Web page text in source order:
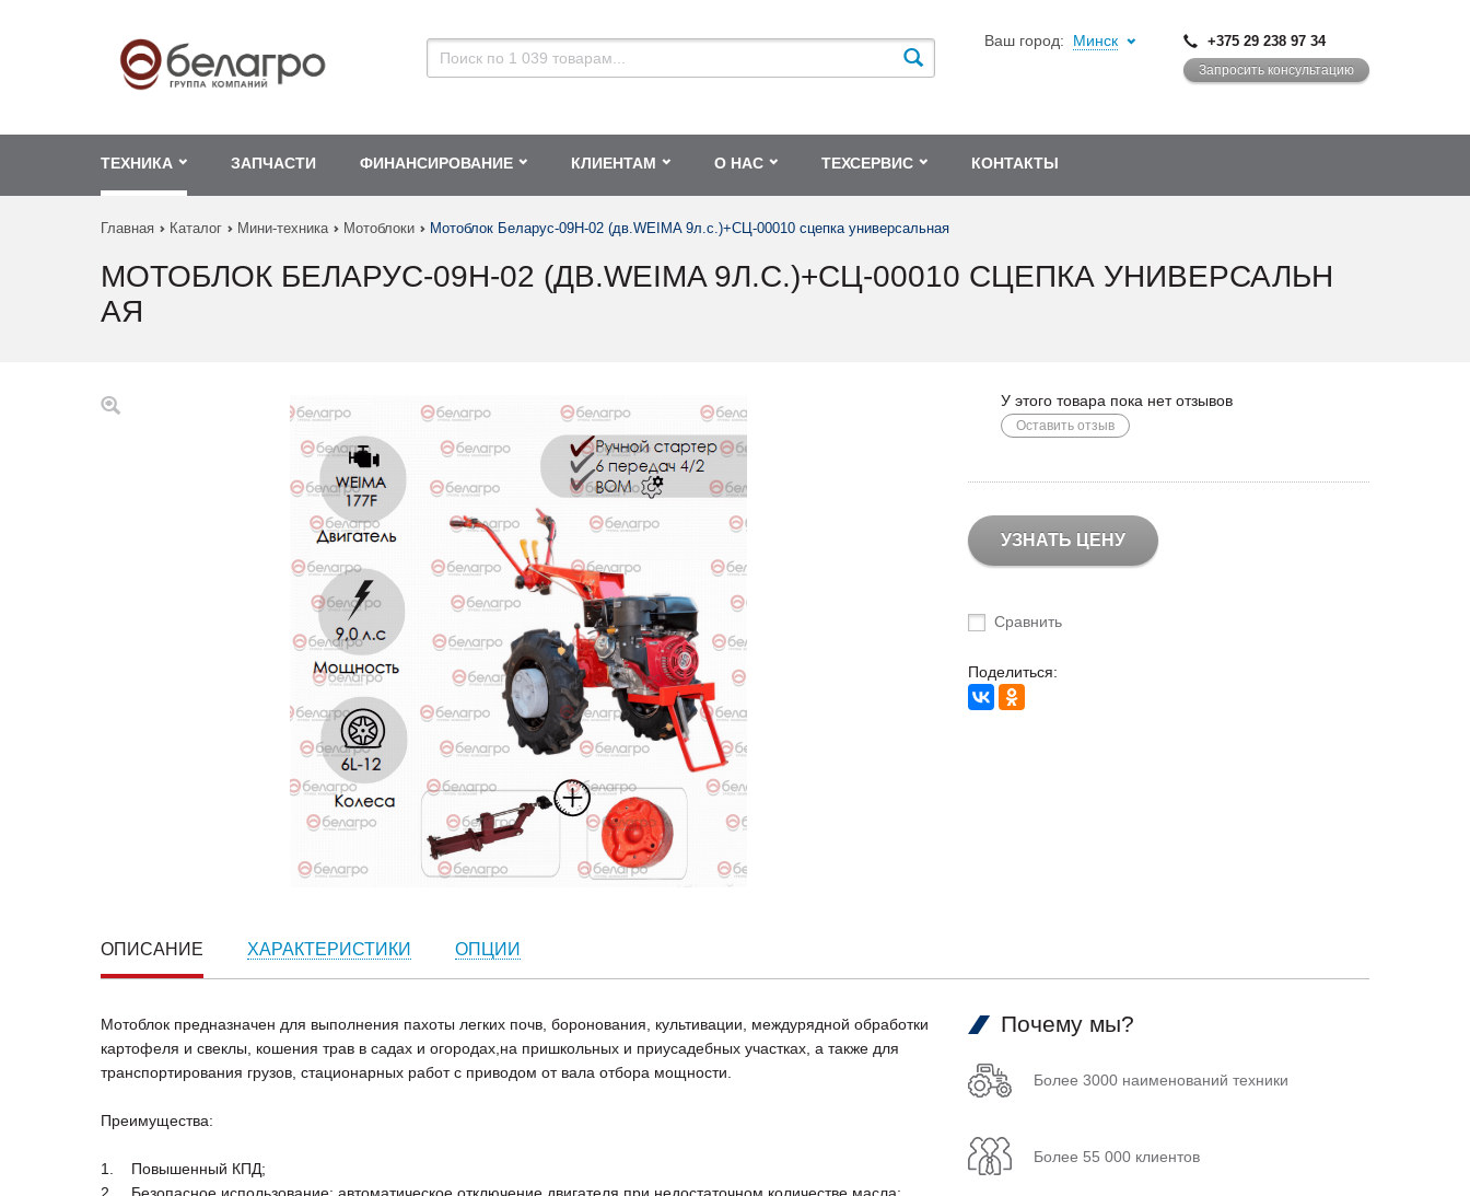
Ваш город: Минск +375 29 238 97 34
Запросить консультацию
ТЕХНИКА ЗАПЧАСТИ ФИНАНСИРОВАНИЕ КЛИЕНТАМ О НАС ТЕХСЕРВИС КОНТАКТЫ
Главная Каталог Мини-техника Мотоблоки Мотоблок Беларус-09Н-02 (дв.WEIMA 9л.с.)+СЦ-00010 сцепка универсальная
МОТОБЛОК БЕЛАРУС-09Н-02 (ДВ.WEIMA 9Л.С.)+СЦ-00010 СЦЕПКА УНИВЕРСАЛЬН
АЯ
У этого товара пока нет отзывов
Оставить отзыв
УЗНАТЬ ЦЕНУ
Сравнить
Поделиться:
ОПИСАНИЕ ХАРАКТЕРИСТИКИ ОПЦИИ
Мотоблок предназначен для выполнения пахоты легких почв, боронования, культивации, междурядной обработки
картофеля и свеклы, кошения трав в садах и огородах,на пришкольных и приусадебных участках, а также для
транспортирования грузов, стационарных работ с приводом от вала отбора мощности.
Преимущества:
1. Повышенный КПД;
Почему мы?
Более 3000 наименований техники
Более 55 000 клиентов